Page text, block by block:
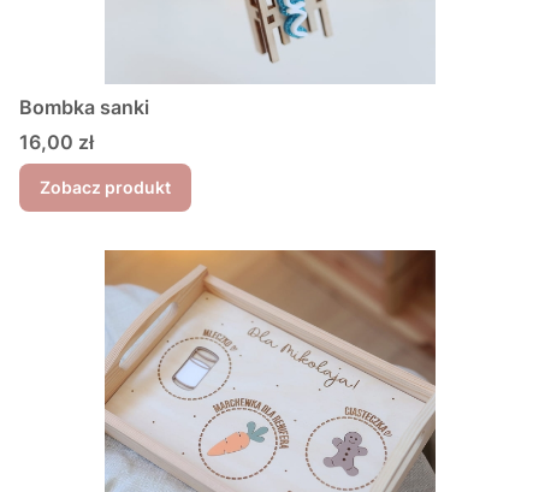
Bombka sanki
Cena
16,00 zł
Zobacz produkt